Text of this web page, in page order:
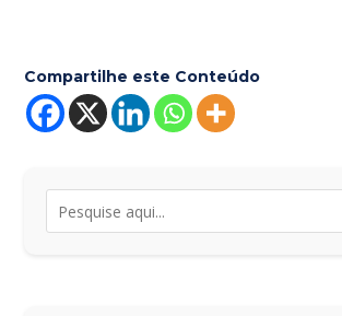
Compartilhe este Conteúdo